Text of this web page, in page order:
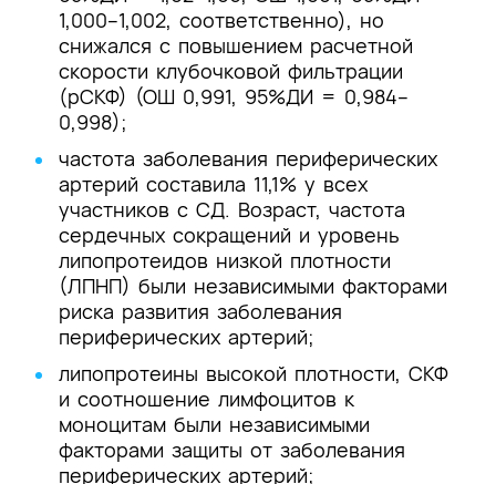
1,000–1,002, соответственно), но
снижался с повышением расчетной
скорости клубочковой фильтрации
(рСКФ) (ОШ 0,991, 95%ДИ = 0,984–
0,998);
частота заболевания периферических
артерий составила 11,1% у всех
участников с СД. Возраст, частота
сердечных сокращений и уровень
липопротеидов низкой плотности
(ЛПНП) были независимыми факторами
риска развития заболевания
периферических артерий;
липопротеины высокой плотности, СКФ
и соотношение лимфоцитов к
моноцитам были независимыми
факторами защиты от заболевания
периферических артерий;